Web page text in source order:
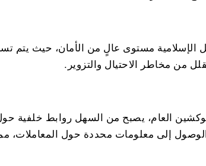
الإسلامية مستوى عالٍ من الأمان، حيث يتم
من مخاطر الاحتيال والتزوير.
العام، يصبح من السهل روابط خلفية
إلى معلومات محددة حول المعاملات،